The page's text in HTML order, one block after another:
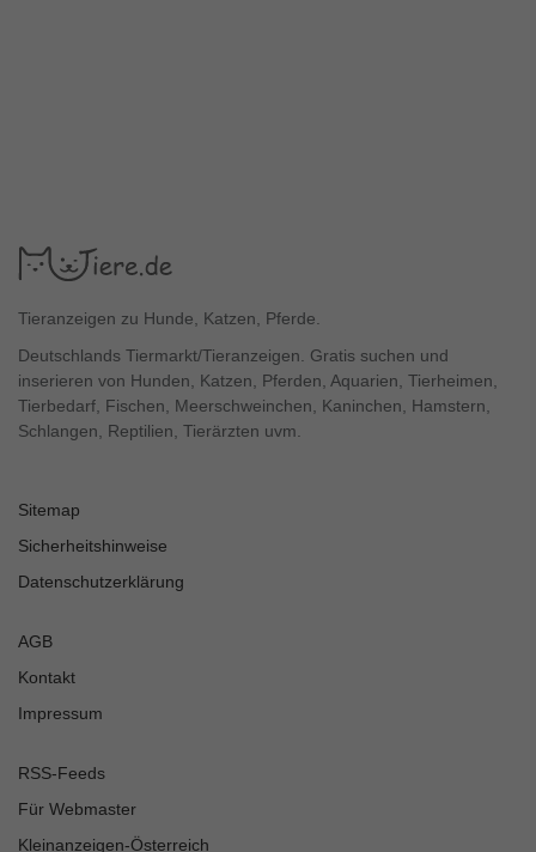
Tieranzeigen zu Hunde, Katzen, Pferde.
Deutschlands Tiermarkt/Tieranzeigen. Gratis suchen und
inserieren von Hunden, Katzen, Pferden, Aquarien, Tierheimen,
Tierbedarf, Fischen, Meerschweinchen, Kaninchen, Hamstern,
Schlangen, Reptilien, Tierärzten uvm.
Sitemap
Sicherheitshinweise
Datenschutzerklärung
AGB
Kontakt
Impressum
RSS-Feeds
Für Webmaster
Kleinanzeigen-Österreich